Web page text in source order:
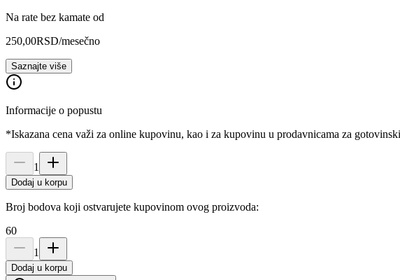
Na rate bez kamate od
250,00RSD/mesečno
Saznajte više
Informacije o popustu
*Iskazana cena važi za online kupovinu, kao i za kupovinu u prodavnicama za
1
Dodaj u korpu
Broj bodova koji ostvarujete kupovinom ovog proizvoda:
60
1
Dodaj u korpu